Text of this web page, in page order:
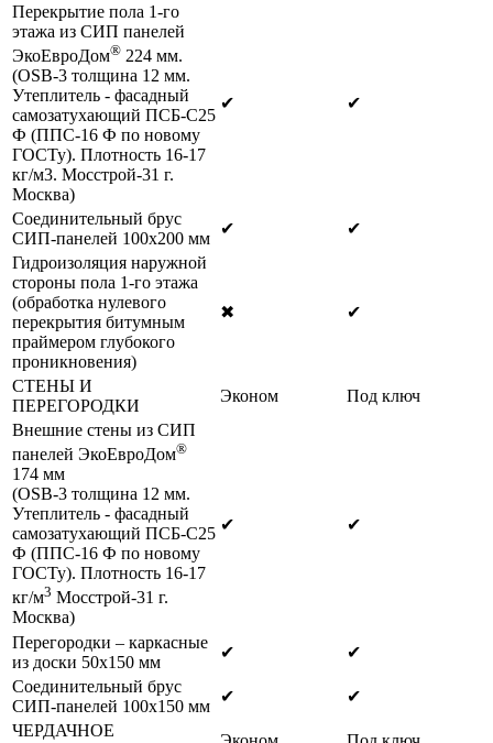
Перекрытие пола 1-го
этажа из СИП панелей
ЭкоЕвроДом® 224 мм.
(OSB-3 толщина 12 мм.
Утеплитель - фасадный
самозатухающий ПСБ-С25
Ф (ППС-16 Ф по новому
ГОСТу). Плотность 16-17
кг/м3. Мосстрой-31 г.
Москва)
✔ ✔
Соединительный брус
СИП-панелей 100х200 мм
✔
✔
Гидроизоляция наружной
стороны пола 1-го этажа
(обработка нулевого
перекрытия битумным
праймером глубокого
проникновения)
✖ ✔
СТЕНЫ И
ПЕРЕГОРОДКИ
Эконом
Под ключ
Внешние стены из СИП
панелей ЭкоЕвроДом®
174 мм
(OSB-3 толщина 12 мм.
Утеплитель - фасадный
самозатухающий ПСБ-С25
Ф (ППС-16 Ф по новому
ГОСТу). Плотность 16-17
кг/м3 Мосстрой-31 г.
Москва)
✔ ✔
Перегородки – каркасные
из доски 50х150 мм
✔
✔
Соединительный брус
СИП-панелей 100х150 мм
✔
✔
ЧЕРДАЧНОЕ